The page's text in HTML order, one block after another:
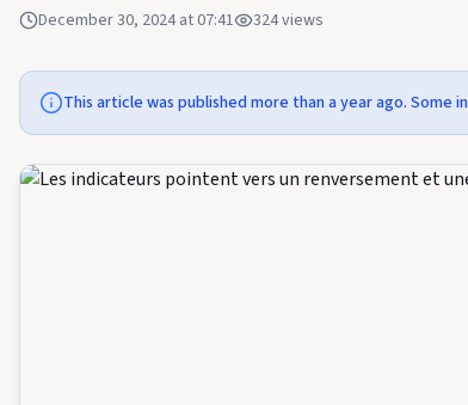
December 30, 2024 at 07:41 324views
This article was published more than a year ago. Some